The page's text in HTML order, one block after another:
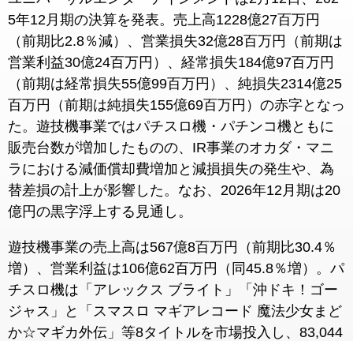
5年12月期の決算を発表。売上高1228億27百万円
（前期比2.8％減）、営業損失32億28百万円（前期は
営業利益30億24百万円）、経常損失184億97百万円
（前期は経常損失55億99百万円）、純損失2314億25
百万円（前期は純損失155億69百万円）の赤字となっ
た。遊技機事業ではパチスロ機・パチンコ機ともに
販売台数が増加したものの、IR事業のオカダ・マニ
ラにおける減価償却費増加と減損損失の発生や、為
替差損の計上が影響した。なお、2026年12月期は20
億円の黒字浮上する見通し。
遊技機事業の売上高は567億8百万円（前期比30.4％
増）、営業利益は106億62百万円（同45.8％増）。パ
チスロ機は「アレックス ブライト」「沖ドキ！ゴー
ジャス」と「スマスロ マギアレコード 魔法少女まど
か☆マギカ外伝」等8タイトルを市場投入し、83,044